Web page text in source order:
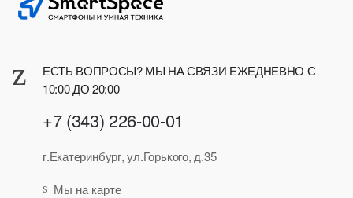
ЕСТЬ ВОПРОСЫ? МЫ НА СВЯЗИ ЕЖЕДНЕВНО С
10:00 ДО 20:00
+7 (343) 226-00-01
г.Екатеринбург, ул.Горького, д.35
Мы на карте